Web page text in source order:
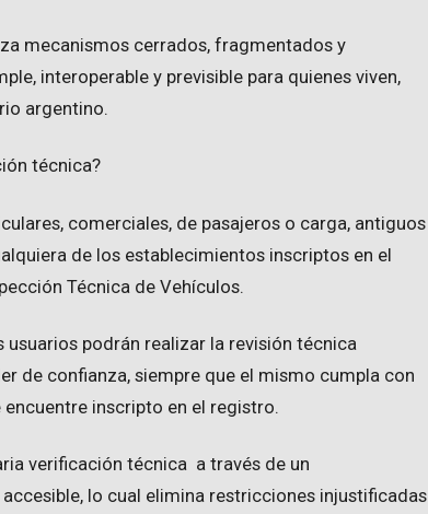
mecanismos cerrados, fragmentados y
interoperable y previsible para quienes viven,
argentino.
técnica?
comerciales, de pasajeros o carga, antiguos
de los establecimientos inscriptos en el
Técnica de Vehículos.
usuarios podrán realizar la revisión técnica
de confianza, siempre que el mismo cumpla con
inscripto en el registro.
verificación técnica a través de un
lo cual elimina restricciones injustificadas